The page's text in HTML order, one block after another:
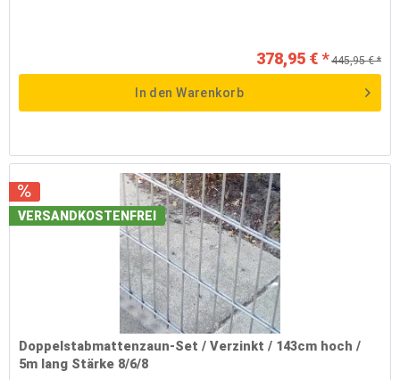
378,95 € * 445,95 € *
In den Warenkorb
VERSANDKOSTENFREI
Doppelstabmattenzaun-Set / Verzinkt / 143cm hoch /
5m lang Stärke 8/6/8